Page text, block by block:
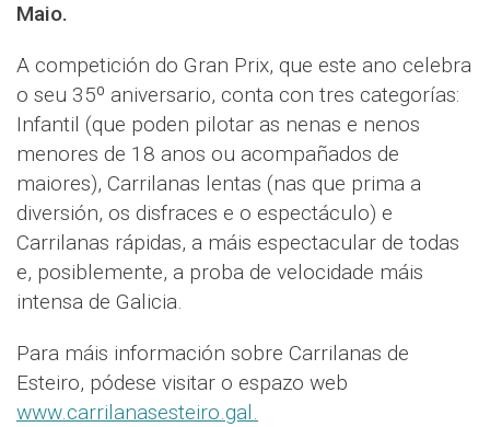
Maio.
A competición do Gran Prix, que este ano celebra
o seu 35º aniversario, conta con tres categorías:
Infantil (que poden pilotar as nenas e nenos
menores de 18 anos ou acompañados de
maiores), Carrilanas lentas (nas que prima a
diversión, os disfraces e o espectáculo) e
Carrilanas rápidas, a máis espectacular de todas
e, posiblemente, a proba de velocidade máis
intensa de Galicia.
Para máis información sobre Carrilanas de
Esteiro, pódese visitar o espazo web
www.carrilanasesteiro.gal.